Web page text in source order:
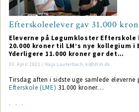
Efterskoleelever gav 31.000
Eleverne på Løgumkloster Efterskole
20.000 kroner til LM’s nye kollegium i
Yderligere 11.000 kroner gør det…
30. April 2021 / Kaja Lauterbach, kl@dlm.dk
Tirsdag aften i sidste uge samlede eleverne
Efterskole (LME) 31.000 kroner…